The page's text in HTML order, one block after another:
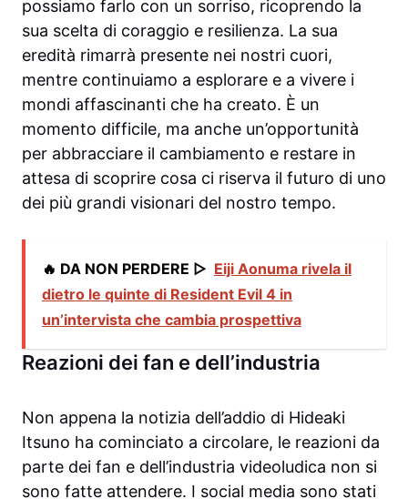
possiamo farlo con un sorriso, ricoprendo la
sua scelta di coraggio e resilienza. La sua
eredità rimarrà presente nei nostri cuori,
mentre continuiamo a esplorare e a vivere i
mondi affascinanti che ha creato. È un
momento difficile, ma anche un’opportunità
per abbracciare il cambiamento e restare in
attesa di scoprire cosa ci riserva il futuro di uno
dei più grandi visionari del nostro tempo.
🔥 DA NON PERDERE ▷ Eiji Aonuma rivela il
dietro le quinte di Resident Evil 4 in
un’intervista che cambia prospettiva
Reazioni dei fan e dell’industria
Non appena la notizia dell’addio di Hideaki
Itsuno ha cominciato a circolare, le reazioni da
parte dei fan e dell’industria videoludica non si
sono fatte attendere. I social media sono stati